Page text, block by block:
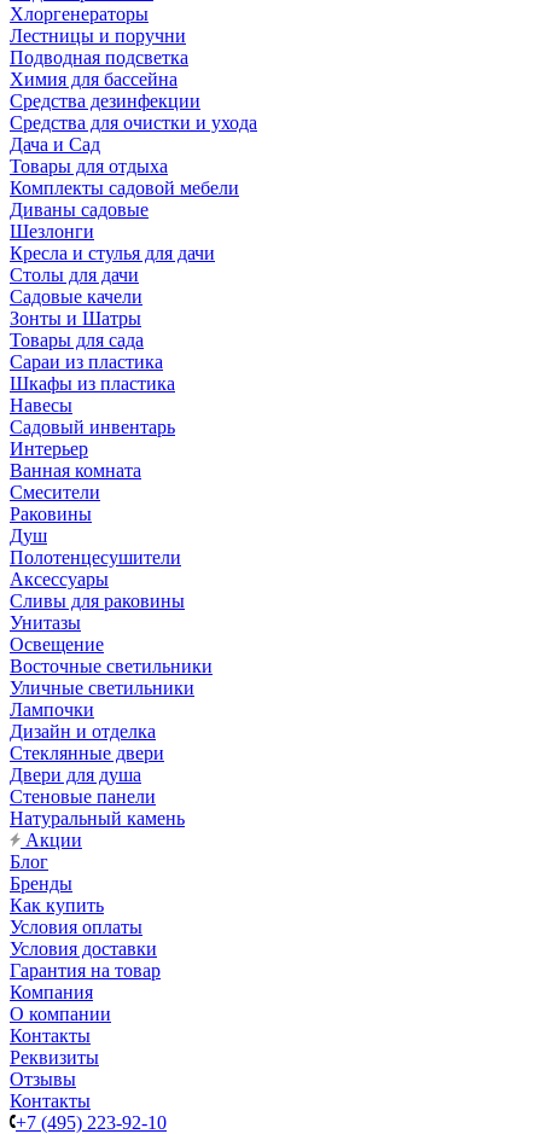
Хлоргенераторы
Лестницы и поручни
Подводная подсветка
Химия для бассейна
Средства дезинфекции
Средства для очистки и ухода
Дача и Сад
Товары для отдыха
Комплекты садовой мебели
Диваны садовые
Шезлонги
Кресла и стулья для дачи
Столы для дачи
Садовые качели
Зонты и Шатры
Товары для сада
Сараи из пластика
Шкафы из пластика
Навесы
Садовый инвентарь
Интерьер
Ванная комната
Смесители
Раковины
Душ
Полотенцесушители
Аксессуары
Сливы для раковины
Унитазы
Освещение
Восточные светильники
Уличные светильники
Лампочки
Дизайн и отделка
Стеклянные двери
Двери для душа
Стеновые панели
Натуральный камень
Акции
Блог
Бренды
Как купить
Условия оплаты
Условия доставки
Гарантия на товар
Компания
О компании
Контакты
Реквизиты
Отзывы
Контакты
+7 (495) 223-92-10